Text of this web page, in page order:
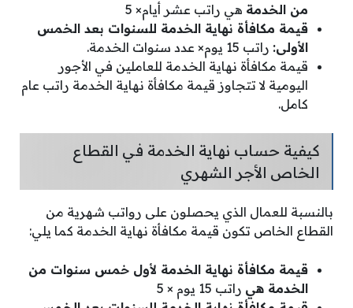
من الخدمة هي راتب عشر أيام× 5
قيمة مكافأة نهاية الخدمة للسنوات بعد الخمس
الأولى: راتب 15 يوم× عدد سنوات الخدمة.
قيمة مكافأة نهاية الخدمة للعاملين في الأجور
اليومية لا تتجاوز قيمة مكافأة نهاية الخدمة راتب عام
كامل.
كيفية حساب نهاية الخدمة في القطاع
الخاص الأجر الشهري
بالنسبة للعمال الذي يحصلون على رواتب شهرية من
القطاع الخاص تكون قيمة مكافأة نهاية الخدمة كما يلي:
قيمة مكافأة نهاية الخدمة لأول خمس سنوات من
الخدمة هي راتب 15 يوم × 5